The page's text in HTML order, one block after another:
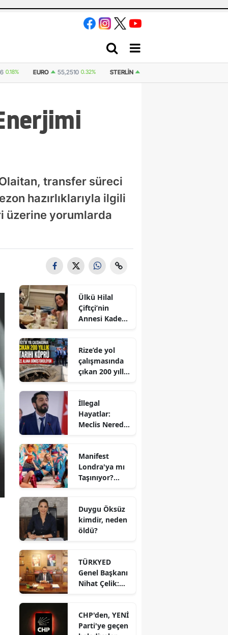
0.18% EURO 55,2510 0.32% STERLIN
transfer süreci
hazırlıklarıyla ilgili
üzerine yorumlarda
Ülkü Hilal
Çiftçi’nin
Annesi Kader
Açtı? Aile
Krizinde Yeni
Gelişme
Rize’de yol
çalışmasında
çıkan 200 yıllık
dönüştürülüy
or
İllegal
Hayatlar:
Meclis Nerede
Çekildi?
Oyuncuları
Kim, Konusu
Manifest
Londra'ya mı
Taşınıyor?
Etti mi?
Menajer Tolga
Akış'tan
Duygu Öksüz
kimdir, neden
öldü?
TÜRKYED
Genel Başkanı
Nihat Çelik:
Çıkmayan
Milletler
CHP'den, YENİ
Parti'ye geçen